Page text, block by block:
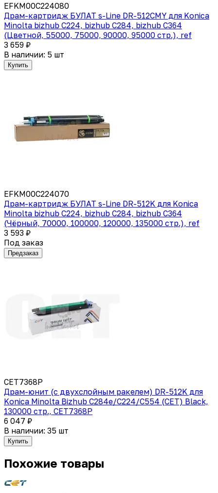
EFKM00C224080
Драм-картридж БУЛАТ s-Line DR-512CMY для Konica
Minolta bizhub C224, bizhub C284, bizhub C364
(Цветной, 55000, 75000, 90000, 95000 стр.), ref
3 659 ₽
В наличии: 5 шт
Купить
EFKM00C224070
Драм-картридж БУЛАТ s-Line DR-512K для Konica
Minolta bizhub C224, bizhub C284, bizhub C364
(Чёрный, 70000, 100000, 120000, 135000 стр.), ref
3 593 ₽
Под заказ
Предзаказ
CET7368P
Драм-юнит (c двухслойным ракелем) DR-512K для
Konica Minolta Bizhub C284e/C224/C554 (CET) Black,
130000 стр., CET7368P
6 047 ₽
В наличии: 35 шт
Купить
Похожие товары